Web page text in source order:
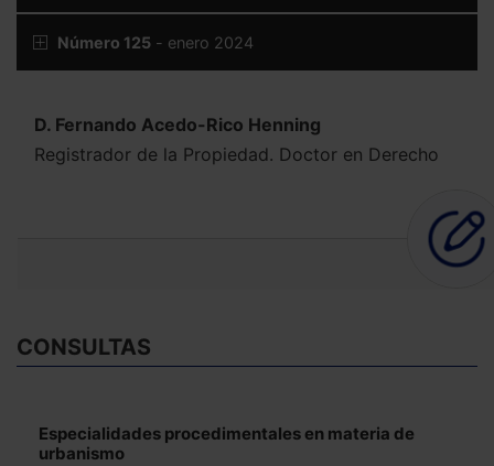
Número 125 - enero 2024
D. Fernando Acedo-Rico Henning
Registrador de la Propiedad. Doctor en Derecho
CONSULTAS
Especialidades procedimentales en materia de
urbanismo